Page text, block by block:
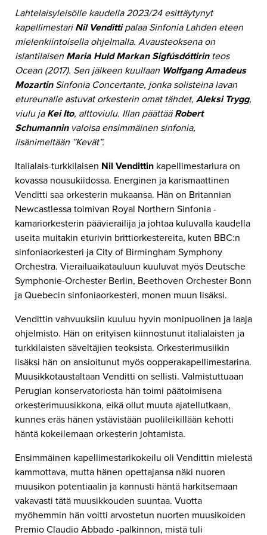
Lahtelaisyleisölle kaudella 2023/24 esittäytynyt
kapellimestariNil Vendittipalaa Sinfonia Lahden eteen
mielenkiintoisella ohjelmalla. Avausteoksena on
islantilaisen Maria Huld Markan Sigfúsdóttirinteos
Ocean (2017). Sen jälkeen kuullaan Wolfgang Amadeus
MozartinSinfonia Concertante, jonka solisteina lavan
etureunalle astuvat orkesterin omat tähdet, Aleksi Trygg,
viulu jaKei Ito, alttoviulu. Illan päättääRobert
Schumanninvaloisa ensimmäinen sinfonia,
lisänimeltään ”Kevät”.
Italialais-turkkilaisen Nil Vendittin kapellimestariura on
kovassa nousukiidossa. Energinen ja karismaattinen
Venditti saa orkesterin mukaansa. Hän on Britannian
Newcastlessa toimivan Royal Northern Sinfonia -
kamariorkesterin päävierailija ja johtaa kuluvalla kaudella
useita muitakin eturivin brittiorkestereita, kuten BBC:n
sinfoniaorkesteri ja City of Birmingham Symphony
Orchestra. Vierailuaikatauluun kuuluvat myös Deutsche
Symphonie-Orchester Berlin, Beethoven Orchester Bonn
ja Quebecin sinfoniaorkesteri, monen muun lisäksi.
Vendittin vahvuuksiin kuuluu hyvin monipuolinen ja laaja
ohjelmisto. Hän on erityisen kiinnostunut italialaisten ja
turkkilaisten säveltäjien teoksista. Orkesterimusiikin
lisäksi hän on ansioitunut myös oopperakapellimestarina.
Muusikkotaustaltaan Venditti on sellisti. Valmistuttuaan
Perugian konservatoriosta hän toimi päätoimisena
orkesterimuusikkona, eikä ollut muuta ajatellutkaan,
kunnes eräs hänen ystävistään puolileikillään kehotti
häntä kokeilemaan orkesterin johtamista.
Ensimmäinen kapellimestarikokeilu oli Vendittin mielestä
kammottava, mutta hänen opettajansa näki nuoren
muusikon potentiaalin ja kannusti häntä harkitsemaan
vakavasti tätä muusikkouden suuntaa. Vuotta
myöhemmin hän voitti arvostetun nuorten muusikoiden
Premio Claudio Abbado -palkinnon, mistä tuli